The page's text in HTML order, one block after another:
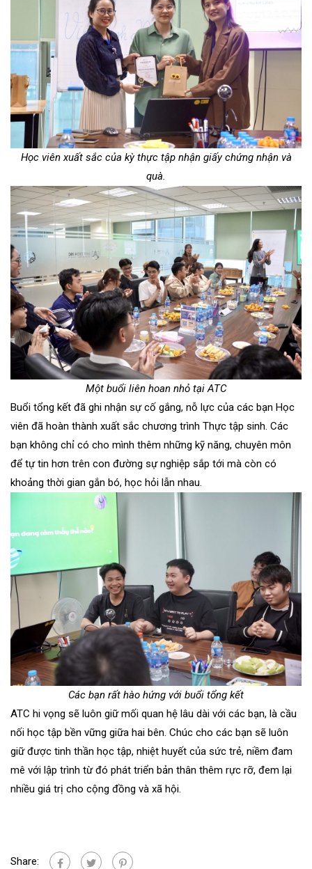
Học viên xuất sắc của kỳ thực tập nhận giấy chứng nhận và
quà.
Một buổi liên hoan nhỏ tại ATC
Buổi tổng kết đã ghi nhận sự cố gắng, nỗ lực của các bạn Học
viên đã hoàn thành xuất sắc chương trình Thực tập sinh. Các
bạn không chỉ có cho mình thêm những kỹ năng, chuyên môn
để tự tin hơn trên con đường sự nghiệp sắp tới mà còn có
khoảng thời gian gắn bó, học hỏi lẫn nhau.
Các bạn rất hào hứng với buổi tổng kết
ATC hi vọng sẽ luôn giữ mối quan hệ lâu dài với các bạn, là cầu
nối học tập bền vững giữa hai bên. Chúc cho các bạn sẽ luôn
giữ được tinh thần học tập, nhiệt huyết của sức trẻ, niềm đam
mê với lập trình từ đó phát triển bản thân thêm rực rỡ, đem lại
nhiều giá trị cho cộng đồng và xã hội.
Share: